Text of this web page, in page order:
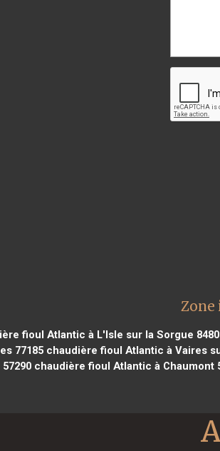
Zone
fioul Atlantic à L'Isle sur la Sorgue
77185 chaudière fioul Atlantic à Vaires
57290 chaudière fioul Atlantic à Chaumont